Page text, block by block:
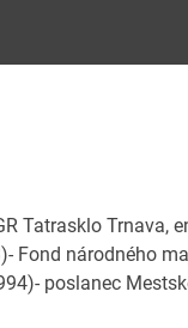
Tatrasklo Trnava,
národného
poslanec